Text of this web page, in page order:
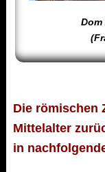
Dom
Die römischen
Mittelalter
in